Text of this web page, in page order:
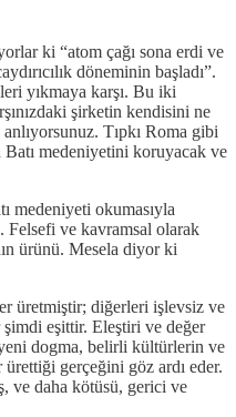
ki “atom çağı sona erdi ve
döneminin başladı”.
yıkmaya karşı. Bu iki
şirketin kendisini ne
anlıyorsunuz. Tıpkı Roma gibi
Batı medeniyetini koruyacak ve
medeniyeti okumasıyla
Felsefi ve kavramsal olarak
ürünü. Mesela diyor ki
üretmiştir; diğerleri işlevsiz ve
eşittir. Eleştiri ve değer
dogma, belirli kültürlerin ve
gerçeğini göz ardı eder.
ve daha kötüsü, gerici ve